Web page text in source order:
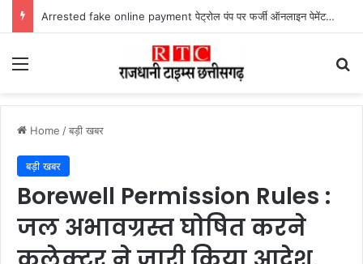
Arrested fake online payment पेट्रोल पंप पर फर्जी ऑनलाइन पेमेंट दिखाकर ठगी करने वाला युवक गिरफ्तार
Menu
Home /बड़ी खबर
बड़ी खबर
Borewell Permission Rules :
जल अभावग्रस्त घोषित करने